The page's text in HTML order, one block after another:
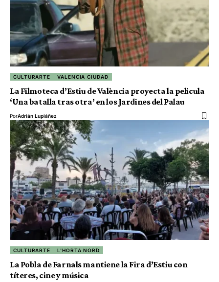
CULTURARTE VALENCIA CIUDAD
La Filmoteca d’Estiu de València proyecta la pelicula
‘Una batalla tras otra’ en los Jardines del Palau
PorAdrián Lupiáñez
CULTURARTE L'HORTA NORD
La Pobla de Farnals mantiene la Fira d’Estiu con
títeres, cine y música